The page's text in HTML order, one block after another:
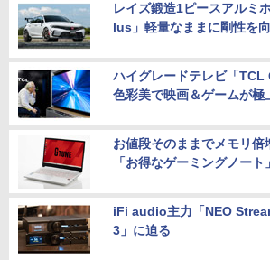
レイズ鍛造1ピースアルミ
lus」軽量なままに剛性を
ハイグレードテレビ「TCL
色彩美で映画＆ゲームが極
お値段そのままでメモリ
「お得なゲーミングノート」
iFi audio主力「NEO
3」に迫る